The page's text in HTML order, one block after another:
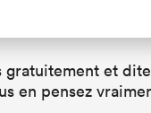
gratuitement et
en pensez